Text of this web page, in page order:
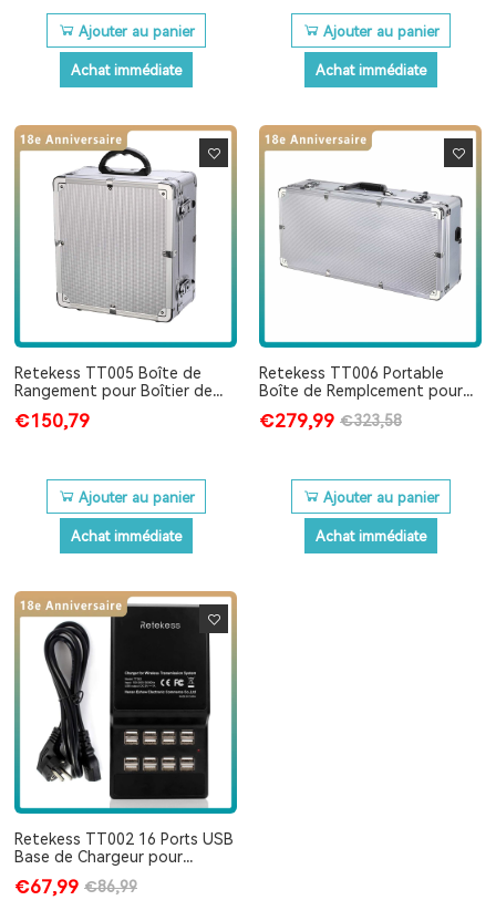
Ajouter au panier
Achat immédiate
Ajouter au panier
Achat immédiate
Retekess TT005 Boîte de
Rangement pour Boîtier de
Retekess TT106 Système de
€150,79
Ajouter au panier
Achat immédiate
Retekess TT006 Portable
Boîte de Remplcement pour
Positions pour Retekess T130
€279,99 €323,58
Ajouter au panier
Achat immédiate
Retekess TT002 16 Ports USB
Base de Chargeur pour
€67,99 €86,99